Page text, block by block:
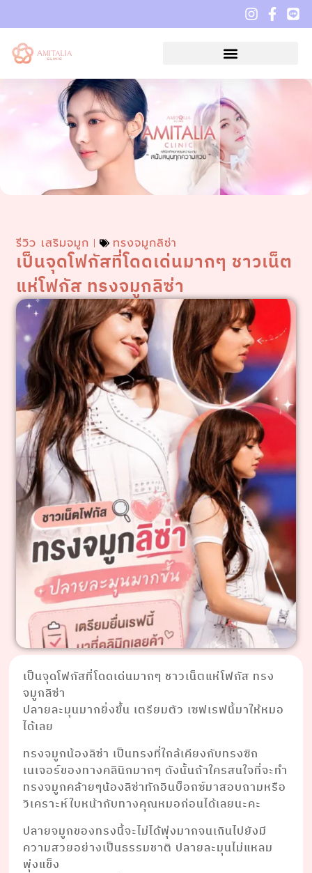
รีวิว เสริมจมูก ทรงจมูกลิซ่า
เป็นจุดโฟกัสที่โดดเด่นมากๆ ชาวเน็ต
แห่โฟกัส ทรงจมูกลิซ่า
เป็นจุดโฟกัสที่โดดเด่นมากๆ ชาวเน็ตแห่โฟกัส ทรง
จมูกลิซ่า
ปลายละมุนมากยิ่งขึ้น เตรียมตัว เซฟเรฟนี้มาให้หมอ
ได้เลย
ทรงจมูกน้องลิซ่า เป็นทรงที่ใกล้เคียงกับทรงซิก
เนเจอร์ของทางคลินิกมากๆ ดังนั้นถ้าใครสนใจที่จะทำ
ทรงจมูกคล้ายๆน้องลิซ่าทักอินบ็อกซ์มาสอบถามหรือ
วิเคราะห์ใบหน้ากับทางคุณหมอก่อนได้เลยนะคะ
ปลายจมูกของทรงนี้จะไม่ได้พุ่งมากจนเกินไปยังมี
ความสวยอย่างเป็นธรรมชาติ ปลายละมุนไม่แหลม
พุ่งแข็ง